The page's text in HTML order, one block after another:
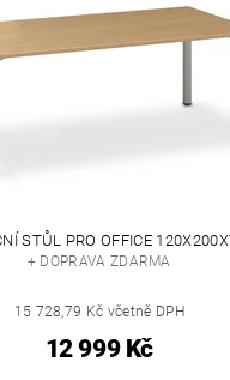
STŮL PRO OFFICE
+ DOPRAVA ZDARMA
15 728,79 Kč včetně DPH
12 999 Kč